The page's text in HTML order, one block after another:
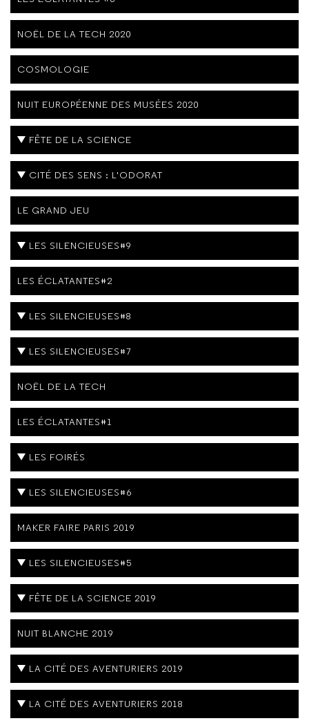
NOËL DE LA TECH 2020
COSMOLOGIE
NUIT EUROPÉENNE DES MUSÉES 2020
FÊTE DE LA SCIENCE
CITÉ DES SENS : L'ODORAT
LE GRAND JEU
LES SILENCIEUSES#9
LES ÉCLATANTES#2
LES SILENCIEUSES#8
LES SILENCIEUSES#7
NOËL DE LA TECH
LES ÉCLATANTES#1
LES FOIRÉS
LES SILENCIEUSES#6
MAKER FAIRE PARIS 2019
LES SILENCIEUSES#5
FÊTE DE LA SCIENCE 2019
NUIT BLANCHE 2019
LA CITÉ DES AVENTURIERS 2019
LA CITÉ DES AVENTURIERS 2018